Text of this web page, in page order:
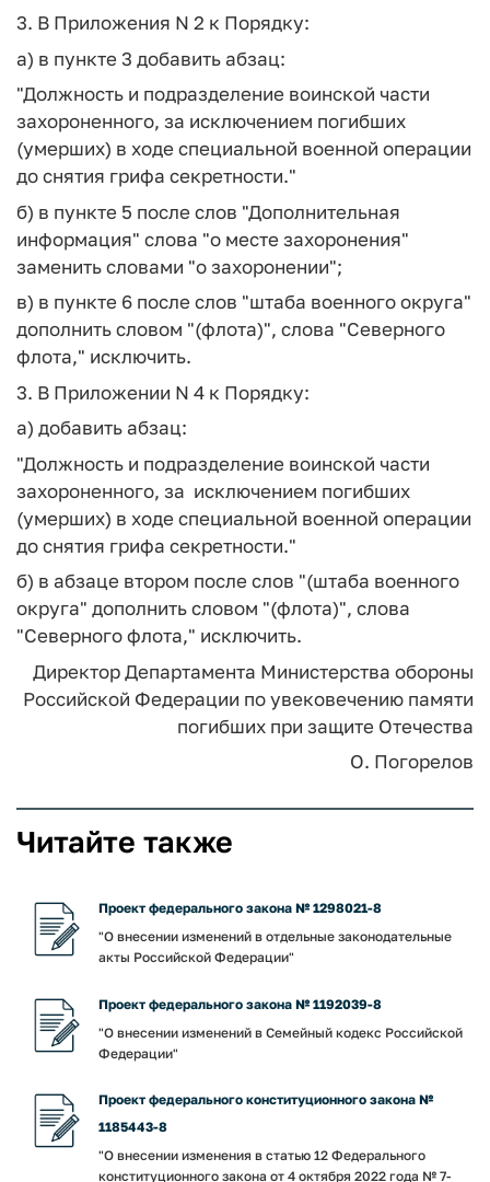
3. В Приложения N 2 к Порядку:
а) в пункте 3 добавить абзац:
"Должность и подразделение воинской части
захороненного, за исключением погибших
(умерших) в ходе специальной военной операции
до снятия грифа секретности."
б) в пункте 5 после слов "Дополнительная
информация" слова "о месте захоронения"
заменить словами "о захоронении";
в) в пункте 6 после слов "штаба военного округа"
дополнить словом "(флота)", слова "Северного
флота," исключить.
3. В Приложении N 4 к Порядку:
а) добавить абзац:
"Должность и подразделение воинской части
захороненного, за исключением погибших
(умерших) в ходе специальной военной операции
до снятия грифа секретности."
б) в абзаце втором после слов "(штаба военного
округа" дополнить словом "(флота)", слова
"Северного флота," исключить.
Директор Департамента Министерства обороны
Российской Федерации по увековечению памяти
погибших при защите Отечества
О. Погорелов
Читайте также
Проект федерального закона № 1298021-8
"О внесении изменений в отдельные законодательные
акты Российской Федерации"
Проект федерального закона № 1192039-8
"О внесении изменений в Семейный кодекс Российской
Федерации"
Проект федерального конституционного закона №
1185443-8
"О внесении изменения в статью 12 Федерального
конституционного закона от 4 октября 2022 года № 7-